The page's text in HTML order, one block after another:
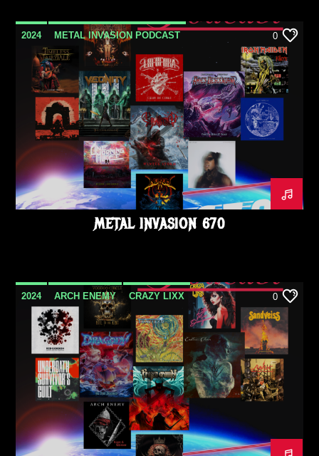
2024 METAL INVASION PODCAST
OCTOBRE
0
METAL INVASION 670
2024 ARCH ENEMY CRAZY LIXX
DRAGONY ENDLESS CHAIN
FROZEN CROWN METAL
METAL INVASION PODCAST MORDKAUL
OCTOBRE PODCAST RAVEN
RED GORDON SANDVEISS TRAVELER
UNDEROATH VOODOO CIRCLE
0